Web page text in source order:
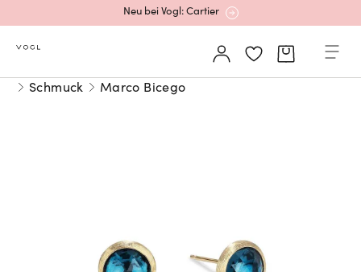
Neu bei Vogl: Cartier
Mehr erfahren: Ikonische Uhren von Cartier
Schmuck Marco Bicego